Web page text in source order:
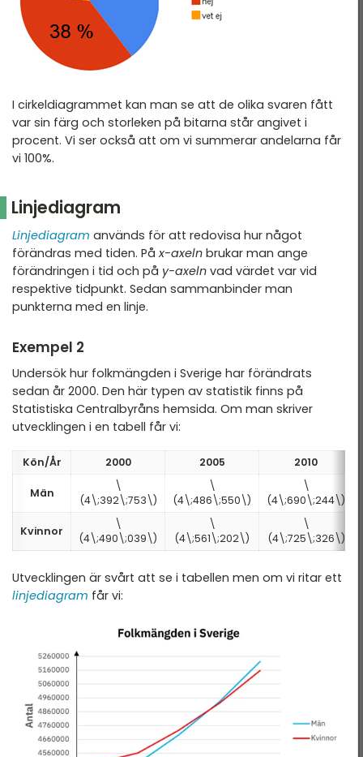
I cirkeldiagrammet kan man se att de olika svaren fått
var sin färg och storleken på bitarna står angivet i
procent. Vi ser också att om vi summerar andelarna får
vi 100%.
Linjediagram
Linjediagram används för att redovisa hur något
förändras med tiden. Påx-axeln brukar man ange
förändringen i tid och på y-axeln vad värdet var vid
respektive tidpunkt. Sedan sammanbinder man
punkterna med en linje.
Exempel 2
Undersök hur folkmängden i Sverige har förändrats
sedan år 2000. Den här typen av statistik finns på
Statistiska Centralbyråns hemsida. Om man skriver
utvecklingen i en tabell får vi:
Kön/År 2000 2005 2010
Män
\
(4\;392\;753\)
\
(4\;486\;550\)
\
(4\;690\;244\)
Kvinnor
\
(4\;490\;039\)
\
(4\;561\;202\)
\
(4\;725\;326\)
Utvecklingen är svårt att se i tabellen men om vi ritar ett
linjediagram får vi: